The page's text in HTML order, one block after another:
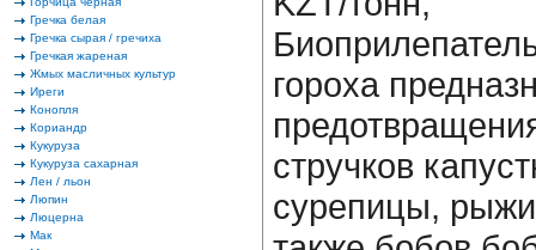
Гречка белая
Гречка сырая / гречиха
Гречкая жареная
Жмых масличных культур
Иреги
Конопля
Кориандр
Кукуруза
Кукуруза сахарная
Лен / льон
Люпин
Люцерна
Мак
гороха
стручков
сурепицы,